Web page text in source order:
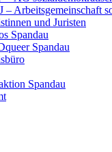
– Arbeitsgemeinschaft
und Juristen
Spandau
Spandau
Spandau